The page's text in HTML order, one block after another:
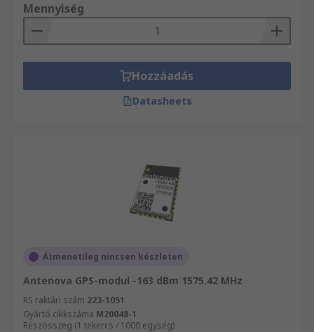
Mennyiség
Hozzáadás
Datasheets
Átmenetileg nincsen készleten
Antenova GPS-modul -163 dBm 1575.42 MHz
RS raktári szám 223-1051
Gyártó cikkszáma M20048-1
Részösszeg (1 tekercs / 1000 egység)